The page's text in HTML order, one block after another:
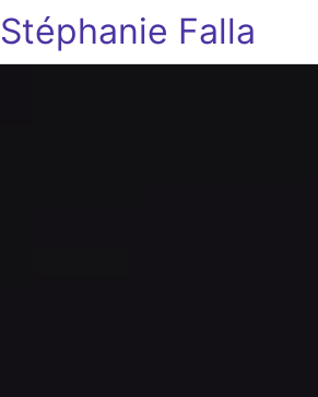
Stéphanie Falla